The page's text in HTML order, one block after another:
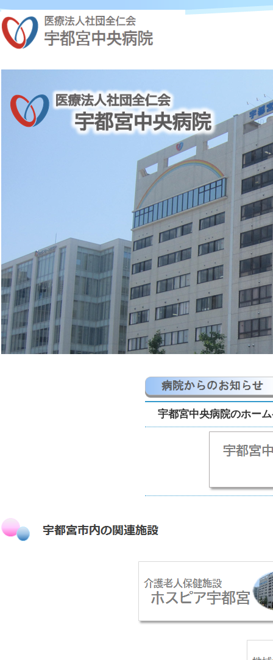
宇都宮中央病院のホー